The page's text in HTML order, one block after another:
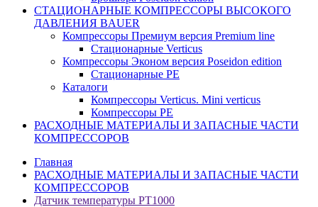
СТАЦИОНАРНЫЕ КОМПРЕССОРЫ ВЫСОКОГО
ДАВЛЕНИЯ BAUER
Компрессоры Премиум версия Premium line
Стационарные Verticus
Компрессоры Эконом версия Poseidon edition
Стационарные PE
Каталоги
Компрессоры Verticus. Mini verticus
Компрессоры PE
РАСХОДНЫЕ МАТЕРИАЛЫ И ЗАПАСНЫЕ ЧАСТИ
КОМПРЕССОРОВ
Главная
РАСХОДНЫЕ МАТЕРИАЛЫ И ЗАПАСНЫЕ ЧАСТИ
КОМПРЕССОРОВ
Датчик температуры PT1000